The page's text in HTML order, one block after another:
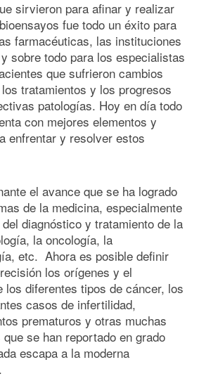
sirvieron para afinar y realizar
fue todo un éxito para
farmacéuticas, las instituciones
sobre todo para los especialistas
que sufrieron cambios
tratamientos y los progresos
patologías. Hoy en día todo
con mejores elementos y
enfrentar y resolver estos
el avance que se ha logrado
de la medicina, especialmente
diagnóstico y tratamiento de la
la oncología, la
etc. Ahora es posible definir
los orígenes y el
los diferentes tipos de cáncer, los
casos de infertilidad,
prematuros y otras muchas
se han reportado en grado
escapa a la moderna